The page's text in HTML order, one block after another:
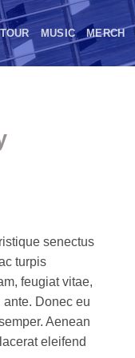
TOUR MUSIC MERCH
senectus
turpis
feugiat vitae,
ante. Donec eu
Aenean
eleifend